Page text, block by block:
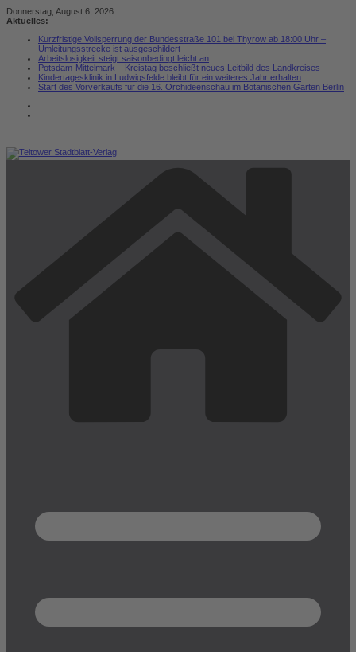
Zum
Inhalt
Donnerstag, August 6, 2026
Aktuelles:
Kurzfristige Vollsperrung der Bundesstraße 101 bei Thyrow ab 18:00 Uhr –
Umleitungsstrecke ist ausgeschildert
Arbeitslosigkeit steigt saisonbedingt leicht an
Potsdam-Mittelmark – Kreistag beschließt neues Leitbild des Landkreises
Kindertagesklinik in Ludwigsfelde bleibt für ein weiteres Jahr erhalten
Start des Vorverkaufs für die 16. Orchideenschau im Botanischen Garten Berlin